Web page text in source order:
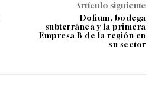
Artículo siguiente
Dolium, bodega
subterránea y la primera
Empresa B de la región en
su sector